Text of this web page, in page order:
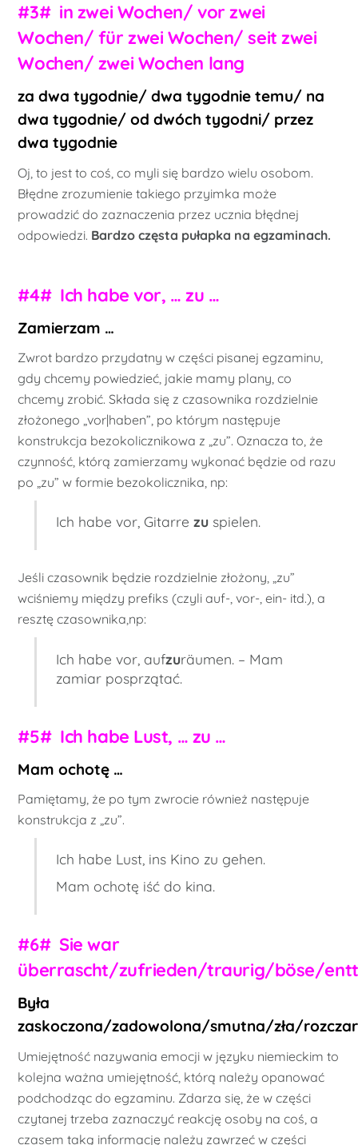
#3# in zwei Wochen/ vor zwei
Wochen/ für zwei Wochen/ seit zwei
Wochen/ zwei Wochen lang
za dwa tygodnie/ dwa tygodnie temu/ na
dwa tygodnie/ od dwóch tygodni/ przez
dwa tygodnie
Oj, to jest to coś, co myli się bardzo wielu osobom.
Błędne zrozumienie takiego przyimka może
prowadzić do zaznaczenia przez ucznia błędnej
odpowiedzi. Bardzo częsta pułapka na egzaminach.
#4# Ich habe vor, … zu …
Zamierzam …
Zwrot bardzo przydatny w części pisanej egzaminu,
gdy chcemy powiedzieć, jakie mamy plany, co
chcemy zrobić. Składa się z czasownika rozdzielnie
złożonego „vor|haben”, po którym następuje
konstrukcja bezokolicznikowa z „zu”. Oznacza to, że
czynność, którą zamierzamy wykonać będzie od razu
po „zu” w formie bezokolicznika, np:
Ich habe vor, Gitarrezu spielen.
Jeśli czasownik będzie rozdzielnie złożony, „zu”
wciśniemy między prefiks (czyli auf-, vor-, ein- itd.), a
resztę czasownika,np:
Ich habe vor, aufzuräumen. – Mam
zamiar posprzątać.
#5# Ich habe Lust, … zu …
Mam ochotę …
Pamiętamy, że po tym zwrocie również następuje
konstrukcja z „zu”.
Ich habe Lust, ins Kino zu gehen.
Mam ochotę iść do kina.
#6# Sie war
überrascht/zufrieden/traurig/böse/
Była
zaskoczona/zadowolona/smutna/zła/
Umiejętność nazywania emocji w języku niemieckim to
kolejna ważna umiejętność, którą należy opanować
podchodząc do egzaminu. Zdarza się, że w części
czytanej trzeba zaznaczyć reakcję osoby na coś, a
czasem taką informację należy zawrzeć w części